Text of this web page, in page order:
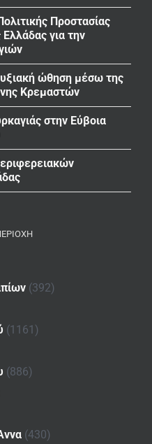
Προστασίας
για την
ώθηση μέσω της
Κρεμαστών
στην Εύβοια
(392)
(1161)
(886)
(430)